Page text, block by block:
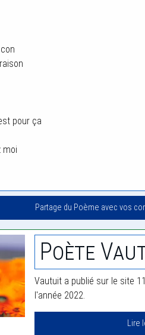
pour ça
moi
Partage du Poème avec vos
Poète
Vautuit a publié sur le site
l'année 2022.
Lire